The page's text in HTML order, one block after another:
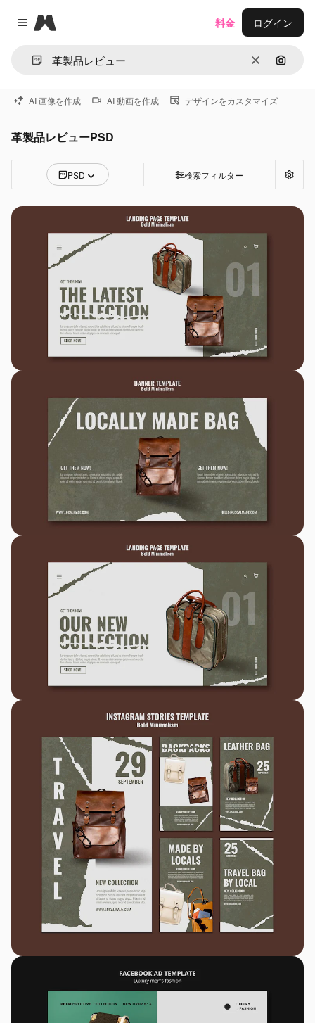
Close menu
Magnific
消去 画像で
料金 ログイン
AI 画像を作成 AI 動画を作成 デザインをカスタマイズ
革製品レビューPSD
PSD 検索フィルター